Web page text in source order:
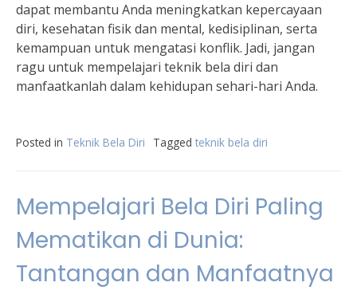
dapat membantu Anda meningkatkan kepercayaan
diri, kesehatan fisik dan mental, kedisiplinan, serta
kemampuan untuk mengatasi konflik. Jadi, jangan
ragu untuk mempelajari teknik bela diri dan
manfaatkanlah dalam kehidupan sehari-hari Anda.
Posted in Teknik Bela Diri Tagged teknik bela diri
Mempelajari Bela Diri Paling
Mematikan di Dunia:
Tantangan dan Manfaatnya